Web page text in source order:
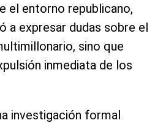
el entorno republicano,
a expresar dudas sobre el
sino que
inmediata de los
investigación formal